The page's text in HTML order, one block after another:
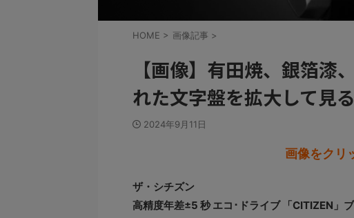
HOME > 画像記事 >
【画像】有田焼、銀箔漆
れた文字盤を拡大して見る
2024年9月11日
画像をクリ
ザ・シチズン
高精度年差±5 秒 エコ･ドライブ 「CITIZEN」